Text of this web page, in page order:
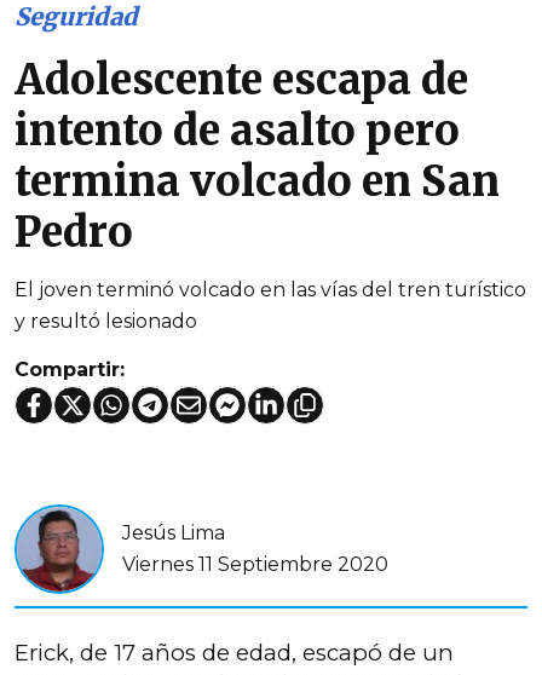
Seguridad
Adolescente escapa de
intento de asalto pero
termina volcado en San
Pedro
El joven terminó volcado en las vías del tren turístico
y resultó lesionado
Compartir:
Jesús Lima
Viernes 11 Septiembre 2020
Erick, de 17 años de edad, escapó de un